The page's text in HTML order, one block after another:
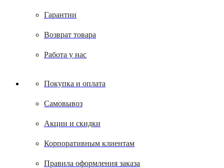
Гарантии
Возврат товара
Работа у нас
Покупка и оплата
Самовывоз
Акции и скидки
Корпоративным клиентам
Правила оформления заказа